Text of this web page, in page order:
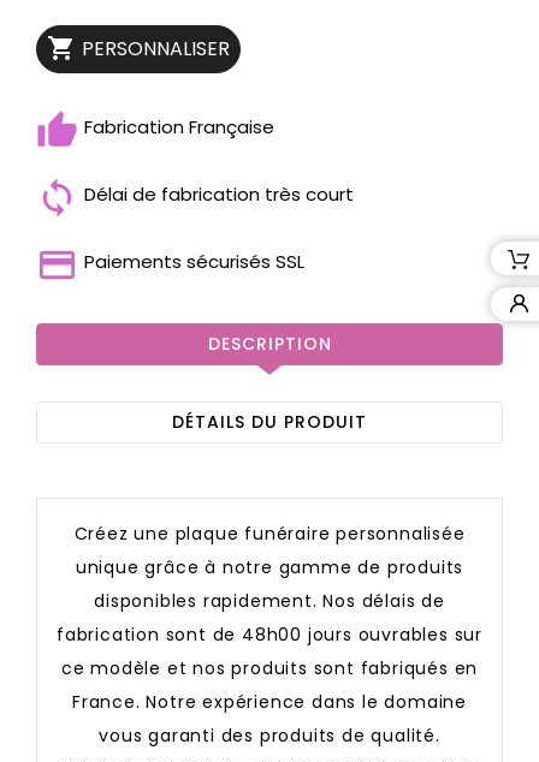
 PERSONNALISER
Fabrication Française
Délai de fabrication très court
Paiements sécurisés SSL
DESCRIPTION
DÉTAILS DU PRODUIT
Créez une plaque funéraire personnalisée
unique grâce à notre gamme de produits
disponibles rapidement. Nos délais de
fabrication sont de 48h00 jours ouvrables sur
ce modèle et nos produits sont fabriqués en
France. Notre expérience dans le domaine
vous garanti des produits de qualité.